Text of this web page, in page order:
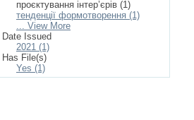
проєктування інтер’єрів (1)
тенденції формотворення (1)
... View More
Date Issued
2021 (1)
Has File(s)
Yes (1)